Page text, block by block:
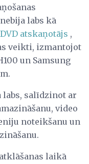
labs kā
atskaņotājs ,
veikti, izmantojot
un Samsung
labs, salīdzinot ar
video
noteikšanu un
laikā